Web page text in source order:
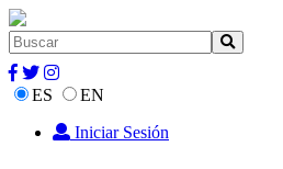
ES
EN
Iniciar Sesión